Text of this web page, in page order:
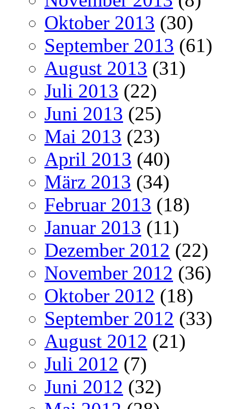
Oktober 2013 (30)
September 2013 (61)
August 2013 (31)
Juli 2013 (22)
Juni 2013 (25)
Mai 2013 (23)
April 2013 (40)
März 2013 (34)
Februar 2013 (18)
Januar 2013 (11)
Dezember 2012 (22)
November 2012 (36)
Oktober 2012 (18)
September 2012 (33)
August 2012 (21)
Juli 2012 (7)
Juni 2012 (32)